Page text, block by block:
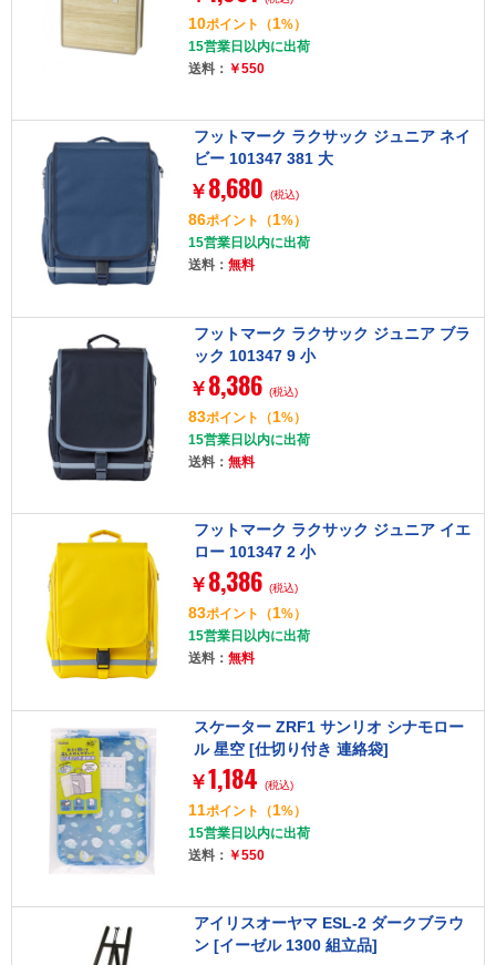
10ポイント （1%）
15営業日以内に出荷
送料： ￥550
フットマーク ラクサック ジュニア ネイ
ビー 101347 381 大
￥ 8,680 (税込)
86ポイント （1%）
15営業日以内に出荷
送料： 無料
フットマーク ラクサック ジュニア ブラ
ック 101347 9 小
￥ 8,386 (税込)
83ポイント （1%）
15営業日以内に出荷
送料： 無料
フットマーク ラクサック ジュニア イエ
ロー 101347 2 小
￥ 8,386 (税込)
83ポイント （1%）
15営業日以内に出荷
送料： 無料
スケーター ZRF1 サンリオ シナモロー
ル 星空 [仕切り付き 連絡袋]
￥1,184 (税込)
11ポイント （1%）
15営業日以内に出荷
送料： ￥550
アイリスオーヤマ ESL-2 ダークブラウ
ン [イーゼル 1300 組立品]